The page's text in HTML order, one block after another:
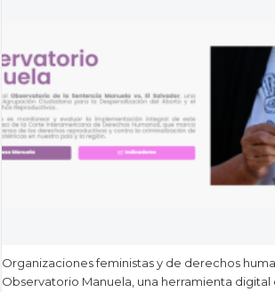
Organizaciones feministas y de derechos
Observatorio Manuela, una herramienta digital